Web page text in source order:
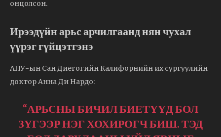
онцолсон.
Ирээдүйн арьс арчилгаанд нян чухал
үүрэг гүйцэтгэнэ
АНУ-ын Сан Диегогийн Калифорнийн их сургуулийн
доктор Анна Ди Нардо:
“АРЬСНЫ БИЧИЛ БИЕТҮҮД БОЛ
ЗҮГЭЭР НЭГ ХОХИРОГЧ БИШ. ТЭД